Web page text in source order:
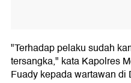
"Terhadap pelaku sudah
tersangka," kata Kapolres
Fuady kepada wartawan di